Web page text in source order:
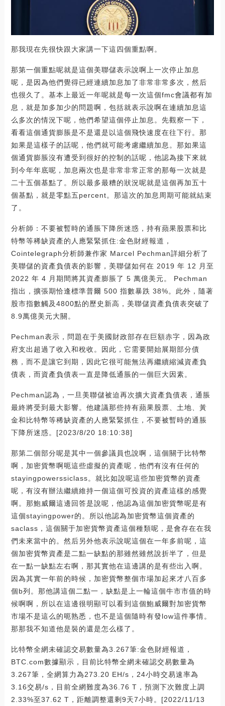
那我現在先很快跟大家講一下這四個重點啊。
那第一個重點呢就是這個美聯儲表示說啊上一次停止加息
呢，是因為他們覺得已經連續加息加了非常非常多次，然后
也很久了。基本上最近一年呢就是每一次這個fmc會議都有加
息，就是加多加少的問題啊，包括就表示說啊在連續加息這
么多次的情況下呢，他們希望這個停止加息。先觀察一下，
看看這個通貨膨脹是不是還是以這個飛快速度在往下行。那
如果是這樣子的話呢，他們就可能考慮繼續加息。那如果這
個通貨膨脹沒有遭受到很好的控制的話呢，他認為接下來就
到今年年底呢，加息兩次也是非常非常正常的那每一次就是
二十五個基點了。所以最多最糟的狀況呢就是這個再加五十
個基點，就是零點五percent。那這次的加息周期可能就結束
了。
分析師：不要被暫時的通脹下降所迷惑，持有蘋果股票和比
特幣等稀缺資產的人應緊緊抓住:金色財經報道，
Cointelegraph分析師兼作家 Marcel Pechman詳細分析了
美聯儲的資產負債表的影響，美聯儲如何在 2019 年 12 月至
2022 年 4 月期間將其資產膨脹了 5 萬億美元。 Pechman
指出，擴張期恰逢標準普爾 500 指數暴跌 38%。此外，隨著
股市指數觸及4800點的歷史新高，美聯儲資產負債表突破了
8.9萬億美元大關。
Pechman表示，問題在于美國財政部存在巨額赤字，因為政
府支出超過了收入和稅收。因此，它需要開始展期部分債
務，而不是讓它到期，因此它很可能無法再繼續縮減資產負
債表，而資產負債表一直是降低通脹的一個巨大因素。
Pechman認為，一旦美聯儲被迫再次擴大資產負債表，通脹
最終將受到最大影響。他建議那些持有蘋果股票、土地、黃
金和比特幣等稀缺資產的人應緊緊抓住，不要被暫時的通脹
下降所迷惑。[2023/8/20 18:10:38]
那第二個部分呢是其中一個參議員也說啊，這個關于比特幣
啊，加密貨幣啊呃這些虛擬的資產呢，他們有沒有任何的
stayingpowerssiclass。就比如說呢這些加密貨幣的資產
呢，有沒有辦法繼續維持一個這個可投資的資產這樣的感覺
啊。那鮑威爾這邊回答是說呢，他認為這個加密貨幣呢是有
這個stayingpower的。所以他認為加密貨幣這個資產的
saclass，這個關于加密貨幣資產這個種類呢，是會存在在我
們未來當中的。然后另外他表示說呢這個在一年多前呢，這
個加密貨幣資產是二點一缺點的那雖然雖然說折半了，但是
在一點一缺點左右啊，那其實他在這邊講的是有些出入啊。
因為其實一年前的時候，加密貨幣整個市場加起來才八百多
個b列。那他講這個二點一，缺點是上一輪這個牛市市值的時
候啊啊，所以在這邊很明顯可以看到這個鮑威爾對加密貨幣
市場不是這么的呃熟悉，也不是這個隨時有發low這件事情。
那那我不知道他是裝的還是怎么樣了。
比特幣全網未確認交易數量為3.267筆:金色財經報道，
BTC.com數據顯示，目前比特幣全網未確認交易數量為
3.267筆，全網算力為273.20 EH/s，24小時交易速率為
3.16交易/s，目前全網難度為36.76 T，預測下次難度上調
2.33%至37.62 T，距離調整還剩9天7小時。[2022/11/13